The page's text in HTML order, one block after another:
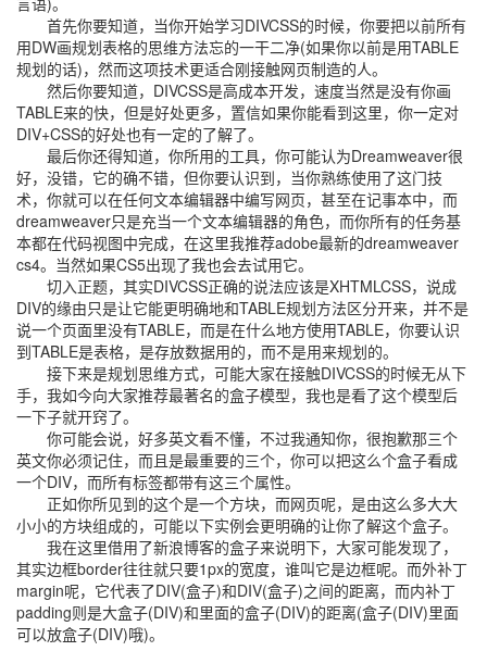
首先你要知道，当你开始学习DIVCSS的时候，你要把以前所有
用DW画规划表格的思维方法忘的一干二净(如果你以前是用TABLE
规划的话)，然而这项技术更适合刚接触网页制造的人。
然后你要知道，DIVCSS是高成本开发，速度当然是没有你画
TABLE来的快，但是好处更多，置信如果你能看到这里，你一定对
DIV+CSS的好处也有一定的了解了。
最后你还得知道，你所用的工具，你可能认为Dreamweaver很
好，没错，它的确不错，但你要认识到，当你熟练使用了这门技
术，你就可以在任何文本编辑器中编写网页，甚至在记事本中，而
dreamweaver只是充当一个文本编辑器的角色，而你所有的任务基
本都在代码视图中完成，在这里我推荐adobe最新的dreamweaver
cs4。当然如果CS5出现了我也会去试用它。
切入正题，其实DIVCSS正确的说法应该是XHTMLCSS，说成
DIV的缘由只是让它能更明确地和TABLE规划方法区分开来，并不是
说一个页面里没有TABLE，而是在什么地方使用TABLE，你要认识
到TABLE是表格，是存放数据用的，而不是用来规划的。
接下来是规划思维方式，可能大家在接触DIVCSS的时候无从下
手，我如今向大家推荐最著名的盒子模型，我也是看了这个模型后
一下子就开窍了。
你可能会说，好多英文看不懂，不过我通知你，很抱歉那三个
英文你必须记住，而且是最重要的三个，你可以把这么个盒子看成
一个DIV，而所有标签都带有这三个属性。
正如你所见到的这个是一个方块，而网页呢，是由这么多大大
小小的方块组成的，可能以下实例会更明确的让你了解这个盒子。
我在这里借用了新浪博客的盒子来说明下，大家可能发现了，
其实边框border往往就只要1px的宽度，谁叫它是边框呢。而外补丁
margin呢，它代表了DIV(盒子)和DIV(盒子)之间的距离，而内补丁
padding则是大盒子(DIV)和里面的盒子(DIV)的距离(盒子(DIV)里面
可以放盒子(DIV)哦)。